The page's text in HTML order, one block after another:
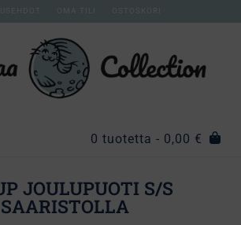
OMA TILI OSTOSKORI
0 tuotetta - 0,00 €
JOULUPUOTI S/S
SAARISTOLLA